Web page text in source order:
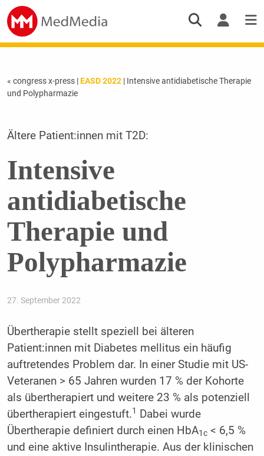
« congress x-press |EASD 2022| Intensive antidiabetische Therapie
und Polypharmazie
Ältere Patient:innen mit T2D:
Intensive
antidiabetische
Therapie und
Polypharmazie
27. September 2022
Übertherapie stellt speziell bei älteren
Patient:innen mit Diabetes mellitus ein häufig
auftretendes Problem dar. In einer Studie mit US-
Veteranen > 65 Jahren wurden 17 % der Kohorte
als übertherapiert und weitere 23 % als potenziell
übertherapiert eingestuft.1
Dabei wurde
Übertherapie definiert durch einen HbA1c< 6,5 %
und eine aktive Insulintherapie. Aus der klinischen